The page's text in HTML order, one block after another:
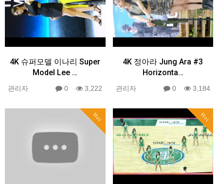
4K 슈퍼모델 이나리 Super
Model Lee …
관리자 0 3,222
4K 정아라 Jung Ara #3
Horizonta…
관리자 0 3,184
Hot Hot